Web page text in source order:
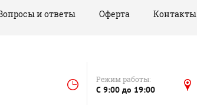
и ответы Оферта Контакты
Режим работы:
C 9:00 до 19:00